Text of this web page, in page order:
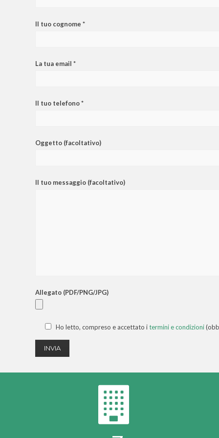
Il tuo cognome *
La tua email *
Il tuo telefono *
Oggetto (facoltativo)
Il tuo messaggio (facoltativo)
Allegato (PDF/PNG/JPG)
Ho letto, compreso e accettato itermini e condizioni